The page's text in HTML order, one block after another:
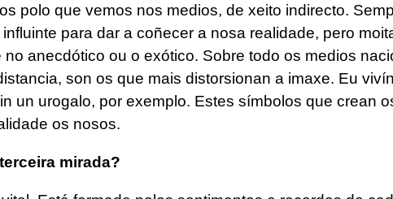
polo que vemos nos medios, de xeito indirecto.
para dar a coñecer a nosa realidade, pero
no anecdótico ou o exótico. Sobre todo os medios
son os que mais distorsionan a imaxe. Eu
un urogalo, por exemplo. Estes símbolos que crean
os nosos.
mirada?